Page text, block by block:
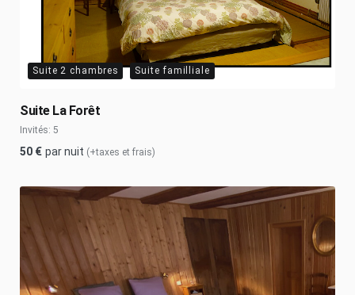
Suite 2 chambres Suite familliale
Suite La Forêt
Invités: 5
50 € par nuit (+taxes et frais)